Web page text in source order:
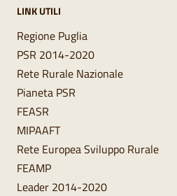
LINK UTILI
Regione Puglia
PSR 2014-2020
Rete Rurale Nazionale
Pianeta PSR
FEASR
MIPAAFT
Rete Europea Sviluppo Rurale
FEAMP
Leader 2014-2020